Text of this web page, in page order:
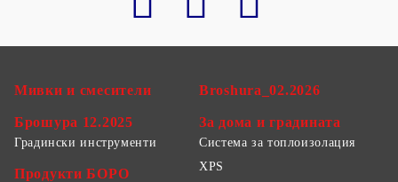
Мивки и смесители
Брошура 12.2025
Broshura_02.2026
За дома и градината
Градински инструменти
Продукти БОРО
Система за топлоизолация
XPS